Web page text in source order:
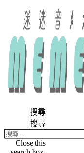
搜尋
搜尋
Close this